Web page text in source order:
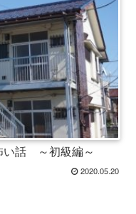
い話 ～初級編～
2020.05.20